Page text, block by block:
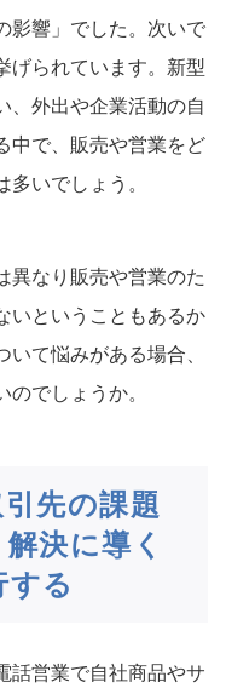
影響」でした。次いで
げられています。新型
、外出や企業活動の自
中で、販売や営業をど
いでしょう。
異なり販売や営業のた
いということもあるか
て悩みがある場合、
でしょうか。
先の課題
決に導く
る
話営業で自社商品やサ